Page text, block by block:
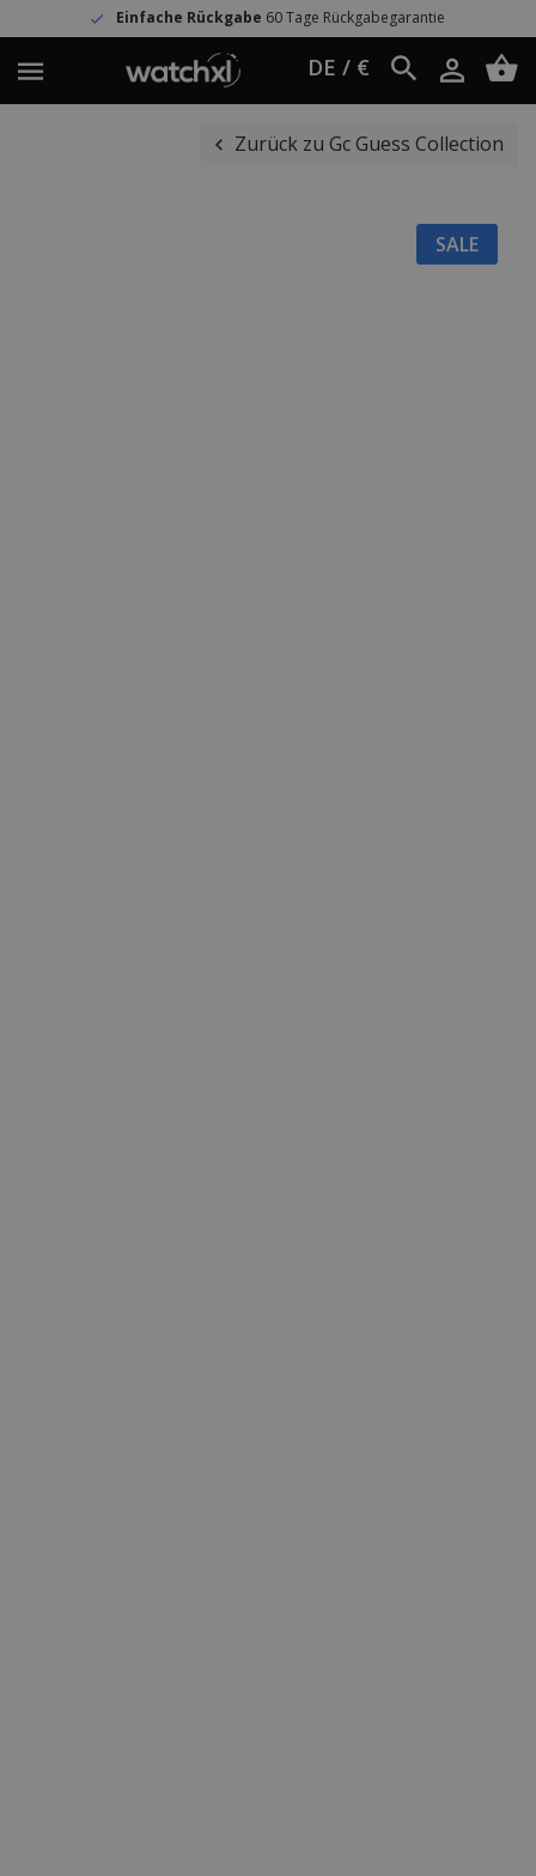
Einfache Rückgabe60 Tage Rückgabegarantie
DE / €
Zurück zu Gc Guess Collection
SALE